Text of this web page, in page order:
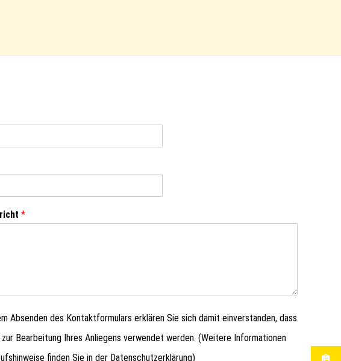
*
Absenden des Kontaktformulars erklären Sie sich damit einverstanden, dass
zur Bearbeitung Ihres Anliegens verwendet werden. (Weitere Informationen
finden Sie in der Datenschutzerklärung)